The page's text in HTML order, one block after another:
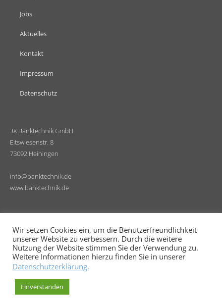
Jobs
Aktuelles
Kontakt
Impressum
Datenschutz
3X Banktechnik GmbH
Eitswiesenstr. 8
73092 Heiningen
info@banktechnik.de
www.banktechnik.de
© 2026 3X Banktechnik GmbH.
Wir setzen Cookies ein, um die Benutzerfreundlichkeit
unserer Website zu verbessern. Durch die weitere
Nutzung der Website stimmen Sie der Verwendung zu.
Weitere Informationen hierzu finden Sie in unserer
Datenschutzerklärung.
Einverstanden